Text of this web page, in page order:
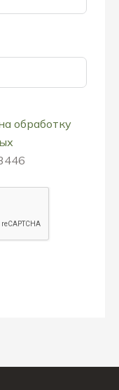
обработку